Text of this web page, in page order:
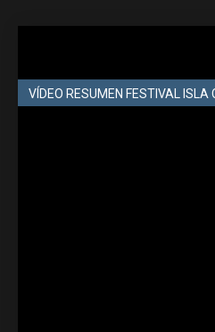
VÍDEO RESUMEN FESTIVAL